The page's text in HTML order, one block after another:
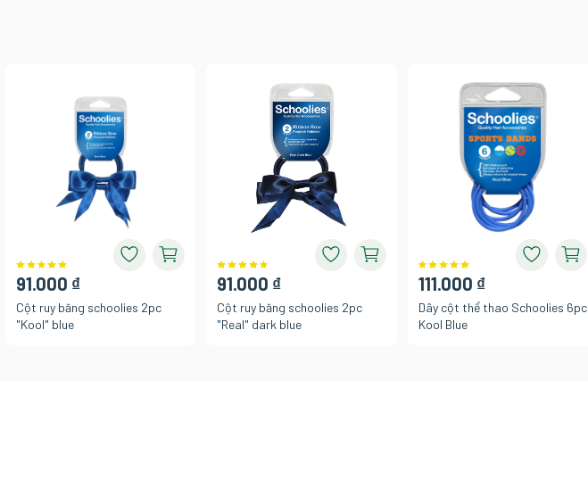
91.000 ₫
Cột ruy băng schoolies 2pc
"Kool" blue
91.000 ₫
Cột ruy băng schoolies 2pc
"Real" dark blue
111.000 ₫
Dây cột thể thao Schoolies 6pc
Kool Blue